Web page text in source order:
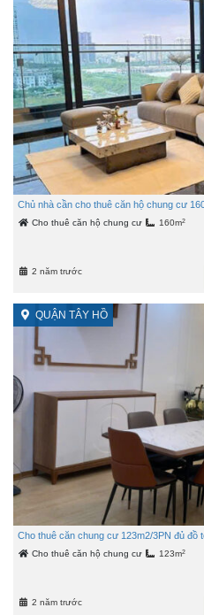
Chủ nhà cần cho thuê căn hộ chung cư
Cho thuê căn hộ chung cư 160m2
2 năm trước
QUẬN TÂY HỒ
Cho thuê căn chung cư 123m2/3PN đủ đồ
Cho thuê căn hộ chung cư 123m2
2 năm trước